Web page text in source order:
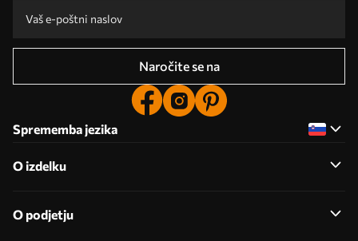
Naročite se na
Sprememba jezika
O izdelku
O podjetju